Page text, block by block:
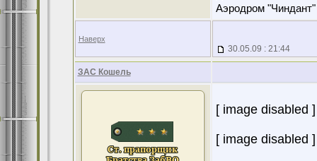
Аэродром "Чиндант"
Наверх
30.05.09 : 21:44
ЗАС Кошель
[ image disabled ]
[ image disabled ]